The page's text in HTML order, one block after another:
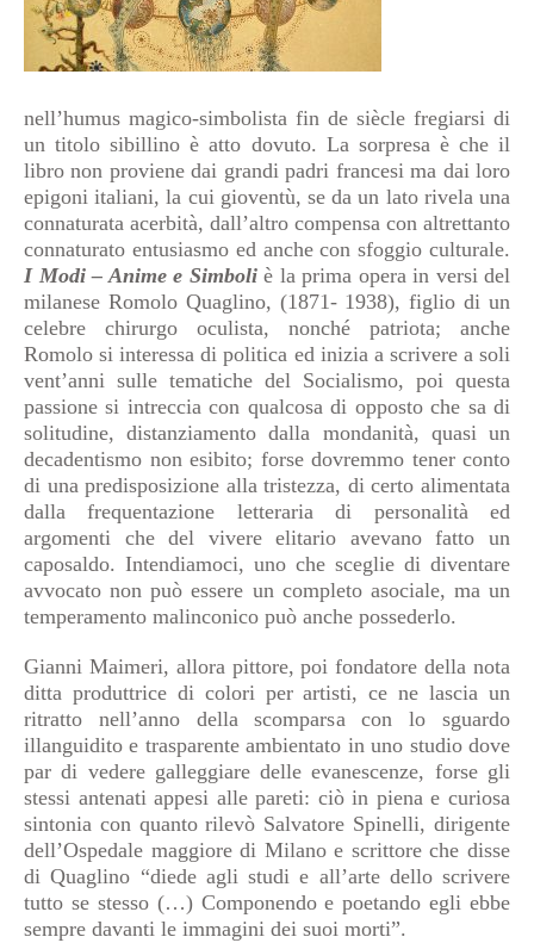
nell’humus magico-simbolista fin de siècle fregiarsi di
un titolo sibillino è atto dovuto. La sorpresa è che il
libro non proviene dai grandi padri francesi ma dai loro
epigoni italiani, la cui gioventù, se da un lato rivela una
connaturata acerbità, dall’altro compensa con altrettanto
connaturato entusiasmo ed anche con sfoggio culturale.
I Modi – Anime e Simboliè la prima opera in versi del
milanese Romolo Quaglino, (1871- 1938), figlio di un
celebre chirurgo oculista, nonché patriota; anche
Romolo si interessa di politica ed inizia a scrivere a soli
vent’anni sulle tematiche del Socialismo, poi questa
passione si intreccia con qualcosa di opposto che sa di
solitudine, distanziamento dalla mondanità, quasi un
decadentismo non esibito; forse dovremmo tener conto
di una predisposizione alla tristezza, di certo alimentata
dalla frequentazione letteraria di personalità ed
argomenti che del vivere elitario avevano fatto un
caposaldo. Intendiamoci, uno che sceglie di diventare
avvocato non può essere un completo asociale, ma un
temperamento malinconico può anche possederlo.
Gianni Maimeri, allora pittore, poi fondatore della nota
ditta produttrice di colori per artisti, ce ne lascia un
ritratto nell’anno della scomparsa con lo sguardo
illanguidito e trasparente ambientato in uno studio dove
par di vedere galleggiare delle evanescenze, forse gli
stessi antenati appesi alle pareti: ciò in piena e curiosa
sintonia con quanto rilevò Salvatore Spinelli, dirigente
dell’Ospedale maggiore di Milano e scrittore che disse
di Quaglino “diede agli studi e all’arte dello scrivere
tutto se stesso (…) Componendo e poetando egli ebbe
sempre davanti le immagini dei suoi morti”.